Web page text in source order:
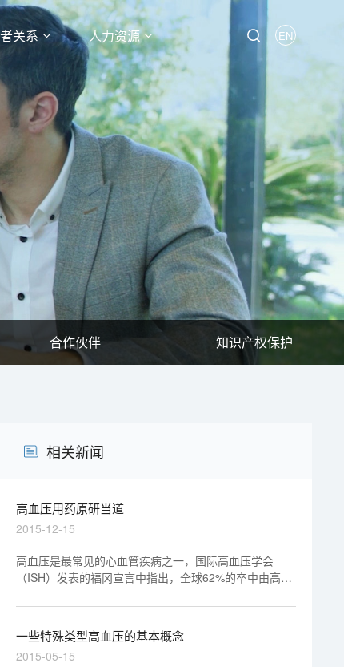
关系 人力资源 EN
合作伙伴 知识产权保护
相关新闻
高血压用药原研当道
2015-12-15
高血压是最常见的心血管疾病之一，国际高血压学会
（ISH）发表的福冈宣言中指出，全球62%的卒中由高血
30%的人死于脑卒中、心脏意外等心血管疾病。
一些特殊类型高血压的基本概念
2015-05-15